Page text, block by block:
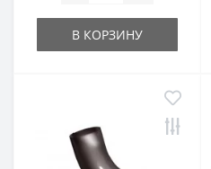
В КОРЗИНУ